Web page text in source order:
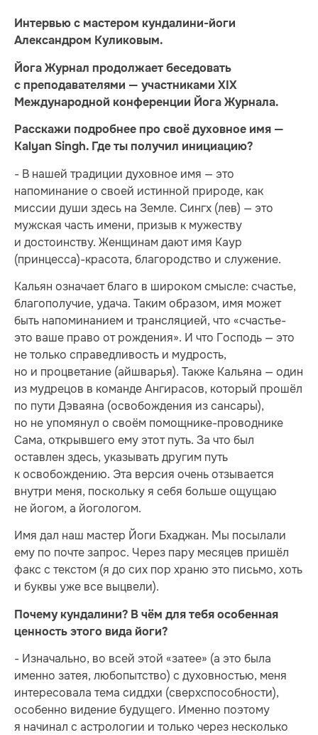
Интервью с мастером кундалини-йоги
Александром Куликовым.
Йога Журнал продолжает беседовать
с преподавателями — участниками XIX
Международной конференции Йога Журнала.
Расскажи подробнее про своё духовное имя —
Kalyan Singh. Где ты получил инициацию?
- В нашей традиции духовное имя — это
напоминание о своей истинной природе, как
миссии души здесь на Земле. Сингх (лев) — это
мужская часть имени, призыв к мужеству
и достоинству. Женщинам дают имя Каур
(принцесса)-красота, благородство и служение.
Кальян означает благо в широком смысле: счастье,
благополучие, удача. Таким образом, имя может
быть напоминанием и трансляцией, что «счастье-
это ваше право от рождения». И что Господь — это
не только справедливость и мудрость,
но и процветание (айшварья). Также Кальяна — один
из мудрецов в команде Ангирасов, который прошёл
по пути Дэваяна (освобождения из сансары),
но не упомянул о своём помощнике-проводнике
Сама, открывшего ему этот путь. За что был
оставлен здесь, указывать другим путь
к освобождению. Эта версия очень отзывается
внутри меня, поскольку я себя больше ощущаю
не йогом, а йогологом.
Имя дал наш мастер Йоги Бхаджан. Мы посылали
ему по почте запрос. Через пару месяцев пришёл
факс с текстом (я до сих пор храню это письмо, хоть
и буквы уже все выцвели).
Почему кундалини? В чём для тебя особенная
ценность этого вида йоги?
- Изначально, во всей этой «затее» (а это была
именно затея, любопытство) с духовностью, меня
интересовала тема сиддхи (сверхспособности),
особенно видение будущего. Именно поэтому
я начинал с астрологии и только через несколько